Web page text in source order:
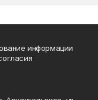
информации